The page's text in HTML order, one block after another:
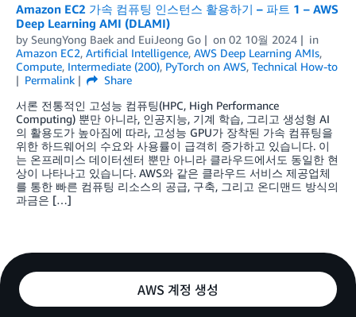
Amazon EC2 가속 컴퓨팅 인스턴스 활용하기 – 파트 1 – AWS
Deep Learning AMI (DLAMI)
by SeungYong Baek and EuiJeong Go on 02 10월 2024
in
Amazon EC2, Artificial Intelligence, AWS Deep Learning AMIs,
Compute, Intermediate (200), PyTorch on AWS, Technical How-to
Permalink
Share
서론 전통적인 고성능 컴퓨팅(HPC, High Performance
Computing) 뿐만 아니라, 인공지능, 기계 학습, 그리고 생성형 AI
의 활용도가 높아짐에 따라, 고성능 GPU가 장착된 가속 컴퓨팅을
위한 하드웨어의 수요와 사용률이 급격히 증가하고 있습니다. 이
는 온프레미스 데이터센터 뿐만 아니라 클라우드에서도 동일한 현
상이 나타나고 있습니다. AWS와 같은 클라우드 서비스 제공업체
를 통한 빠른 컴퓨팅 리소스의 공급, 구축, 그리고 온디맨드 방식의
과금은 […]
AWS 계정 생성